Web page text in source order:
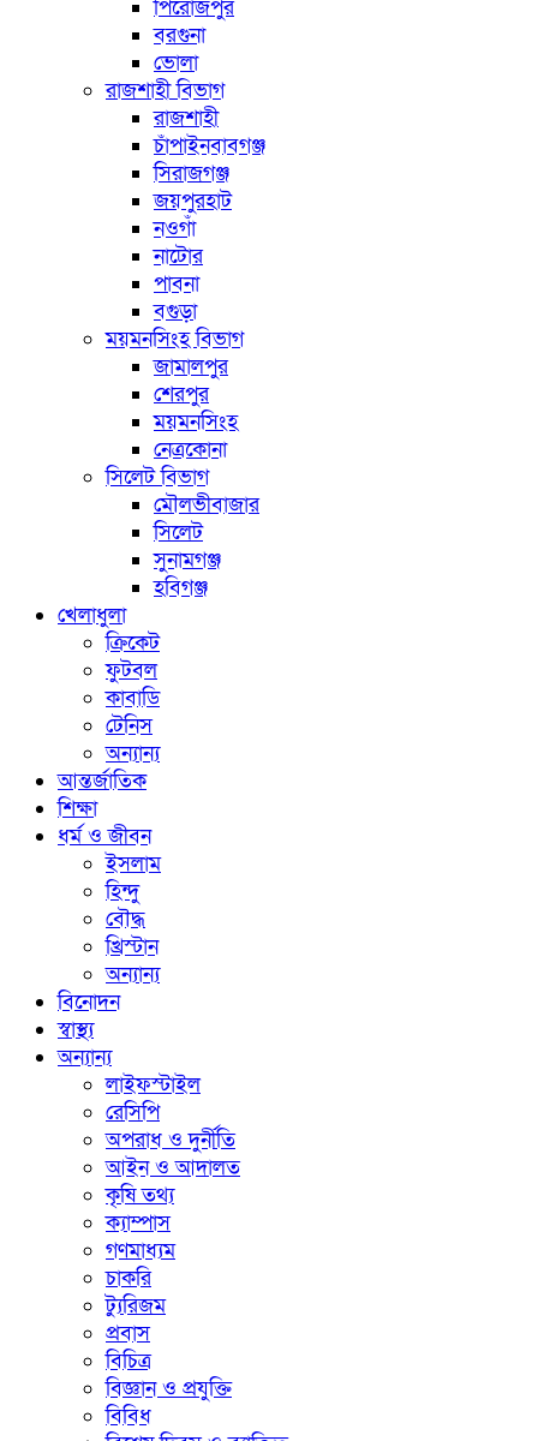
পিরোজপুর
বরগুনা
ভোলা
রাজশাহী বিভাগ
রাজশাহী
চাঁপাইনবাবগঞ্জ
সিরাজগঞ্জ
জয়পুরহাট
নওগাঁ
নাটোর
পাবনা
বগুড়া
ময়মনসিংহ বিভাগ
জামালপুর
শেরপুর
ময়মনসিংহ
নেত্রকোনা
সিলেট বিভাগ
মৌলভীবাজার
সিলেট
সুনামগঞ্জ
হবিগঞ্জ
খেলাধুলা
ক্রিকেট
ফুটবল
কাবাডি
টেনিস
অন্যান্য
আন্তর্জাতিক
শিক্ষা
ধর্ম ও জীবন
ইসলাম
হিন্দু
বৌদ্ধ
খ্রিস্টান
অন্যান্য
বিনোদন
স্বাস্থ্য
অন্যান্য
লাইফস্টাইল
রেসিপি
অপরাধ ও দুর্নীতি
আইন ও আদালত
কৃষি তথ্য
ক্যাম্পাস
গণমাধ্যম
চাকরি
ট্যুরিজম
প্রবাস
বিচিত্র
বিজ্ঞান ও প্রযুক্তি
বিবিধ